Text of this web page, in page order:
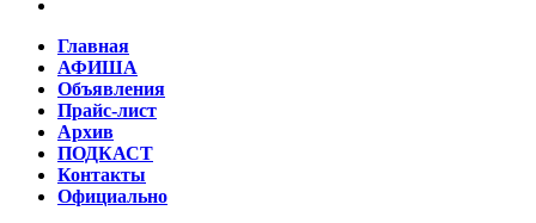
Главная
АФИША
Объявления
Прайс-лист
Архив
ПОДКАСТ
Контакты
Официально